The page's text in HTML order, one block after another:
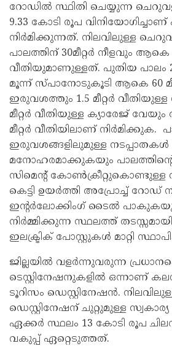
റോഡിൽ സ്ഥിതി ചെയ്യുന്ന
9.33 കോടി രൂപ
നിർമിക്കുന്നത്. നിലവിലുള്ള
പാലത്തിന് 30മീറ്റർ നീളവും ആകെ
വീതിയുമാണുള്ളത്. പുതിയ പാലം 20
മൂന്ന് സ്പാനോടുകൂടി ആകെ 60
ഇരുവശത്തും 1.5 മീറ്റർ വീതിയുള്ള
മീറ്റർ വീതിയുള്ള ക്യാരേജ്
മീറ്റർ വീതിയിലാണ് നിർമിക്കുക.
ഇരുവശങ്ങളിലുമുള്ള നടപ്പാതകൾ
മനോഹരമാക്കുകയും
സിമെന്റ് കോൺക്രീറ്റുകൊണ്ടുള്ള
കെട്ടി ഉയർത്തി അപ്രോച്ച് റോഡ്
ഇൻ്റർലോക്കിംഗ് ടൈൽ
നിർമ്മിക്കുന്ന സ്ഥലത്ത്
ഇലക്ട്രിക് പോസ്റ്റുകൾ മാറ്റി
ജില്ലയിൽ വളർന്നുവരുന്ന
ടെസ്റ്റിനേഷനുകളിൽ ഒന്നാണ്
ടൂറിസം ഡെസ്റ്റിനേഷൻ.
ഡെസ്റ്റിനേഷന് ചുറ്റുമുള്ള
ഏക്കർ സ്ഥലം 13 കോടി രൂപ
വകുപ്പ് ഏറ്റെടുത്തത്.